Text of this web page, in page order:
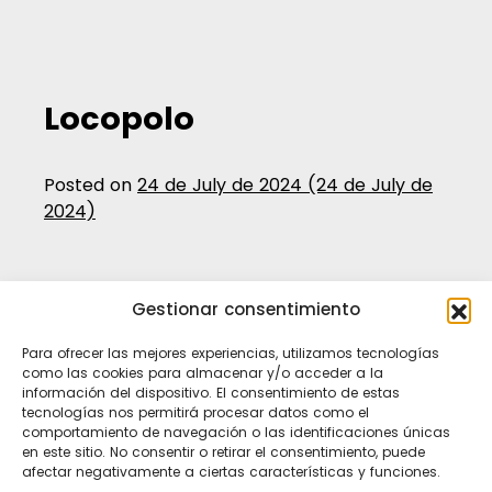
Gestionar consentimiento
Para ofrecer las mejores experiencias, utilizamos tecnologías
como las cookies para almacenar y/o acceder a la
información del dispositivo. El consentimiento de estas
tecnologías nos permitirá procesar datos como el
comportamiento de navegación o las identificaciones únicas
en este sitio. No consentir o retirar el consentimiento, puede
afectar negativamente a ciertas características y funciones.
Locopolo
Posted on 24 de July de 2024 (24 de July de
2024)